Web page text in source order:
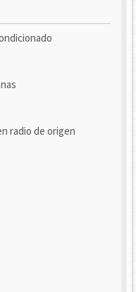
radio de origen